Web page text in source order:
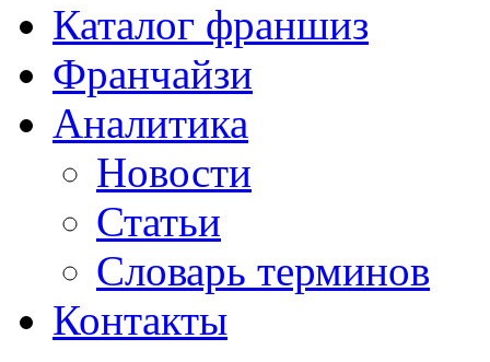
Каталог франшиз
Франчайзи
Аналитика
Новости
Статьи
Словарь терминов
Контакты